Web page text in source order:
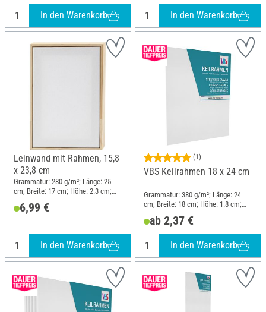
In den Warenkorb In den Warenkorb
Leinwand mit Rahmen, 15,8
x 23,8 cm
Grammatur: 280 g/m²; Länge: 25
cm; Breite: 17 cm; Höhe: 2.3 cm;
6,99 €
In den Warenkorb
(1)
VBS Keilrahmen 18 x 24 cm
Grammatur: 380 g/m²; Länge: 24
cm; Breite: 18 cm; Höhe: 1.8 cm;
Material: Baumwolle
ab 2,37 €
In den Warenkorb